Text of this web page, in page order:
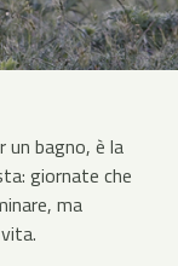
un bagno, è la
giornate che
ma